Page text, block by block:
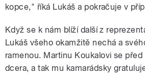
kopce," říká Lukáš a pokračuje v
Když se k nám blíží další z
Lukáš všeho okamžitě nechá a
ramenou. Martinu Koukalovi se
dcera, a tak mu kamarádsky